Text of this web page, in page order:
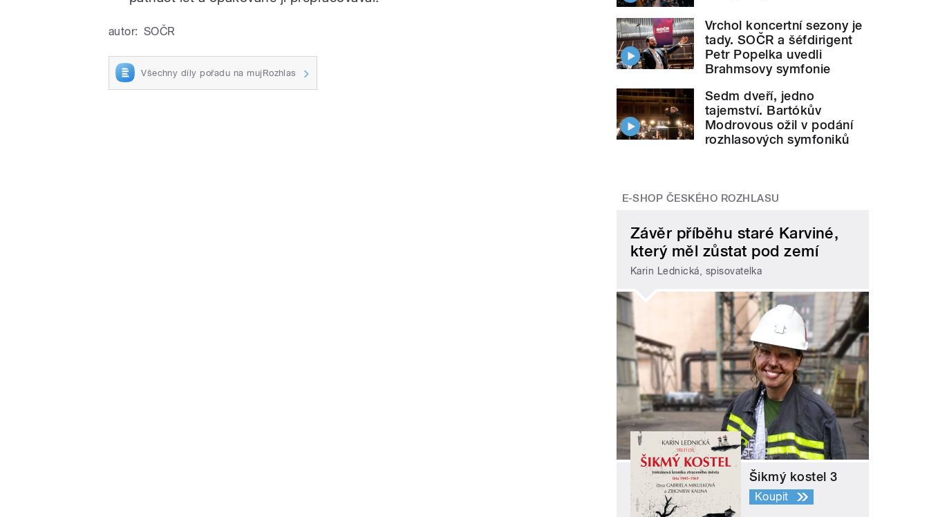
autor: SOČR
Všechny díly pořadu na mujRozhlas
Vrchol koncertní sezony je
tady. SOČR a šéfdirigent
Petr Popelka uvedli
Brahmsovy symfonie
Sedm dveří, jedno
tajemství. Bartókův
Modrovous ožil v podání
rozhlasových symfoniků
E-SHOP ČESKÉHO ROZHLASU
Závěr příběhu staré Karviné,
který měl zůstat pod zemí
Karin Lednická, spisovatelka
Šikmý kostel 3
Koupit